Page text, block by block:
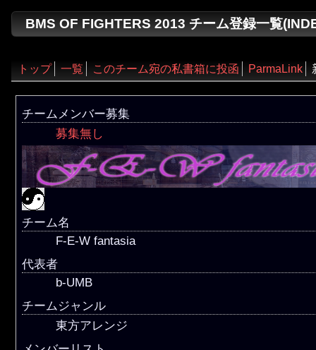
BMS OF FIGHTERS 2013 チーム登録一覧
トップ 一覧 このチーム宛の私書箱に投函 ParmaLink
チームメンバー募集
募集無し
チーム名
F-E-W fantasia
代表者
b-UMB
チームジャンル
東方アレンジ